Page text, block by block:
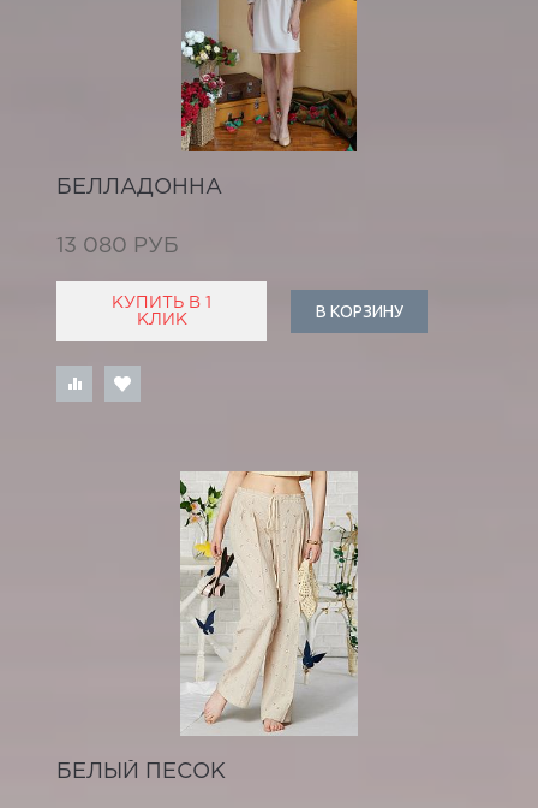
БЕЛЛАДОННА
13 080 РУБ
КУПИТЬ В 1
КЛИК
В КОРЗИНУ
БЕЛЫЙ ПЕСОК